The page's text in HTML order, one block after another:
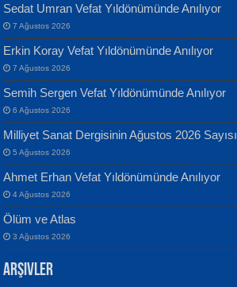
ATİLLA ÖZEN
Sultan Olmadan Önce Eyüp...
EKREM KARABABA
Banu Sancak
Defterimden İçeri...
İsmail Aydos
İnkisar...
Sedat Umran Vefat Yıldönümünde Anılıyor
7 Ağustos 2026
Erkin Koray Vefat Yıldönümünde Anılıyor
7 Ağustos 2026
Semih Sergen Vefat Yıldönümünde Anılıyor
6 Ağustos 2026
Milliyet Sanat Dergisinin Ağustos 2026 Sayısı
5 Ağustos 2026
Ahmet Erhan Vefat Yıldönümünde Anılıyor
4 Ağustos 2026
Ölüm ve Atlas
3 Ağustos 2026
Arşivler